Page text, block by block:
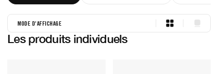
MODE D'AFFICHAGE
duo
single
Les produits individuels